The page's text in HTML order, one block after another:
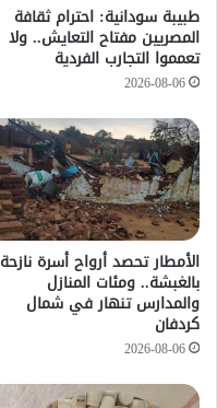
طبيبة سودانية: احترام ثقافة
المصريين مفتاح التعايش.. ولا
تعمموا التجارب الفردية
2026-08-06
الأمطار تحصد أرواح أسرة نازحة
بالغبشة.. ومئات المنازل
والمدارس تنهار في شمال
كردفان
2026-08-06